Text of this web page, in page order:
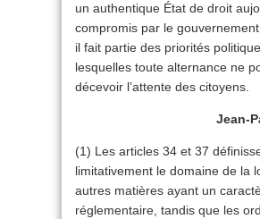
un authentique État de droit
compromis par le gouvernement
il fait partie des priorités
lesquelles toute alternance ne
décevoir l’attente des citoyens.
Jean-
(1) Les articles 34 et 37
limitativement le domaine de la
autres matières ayant un
réglementaire, tandis que les